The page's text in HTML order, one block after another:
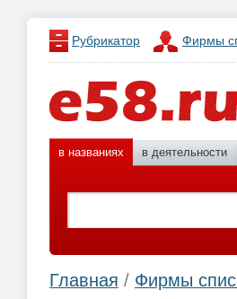
Рубрикатор Фирмы
в названиях в деятельности
Главная / Фирмы